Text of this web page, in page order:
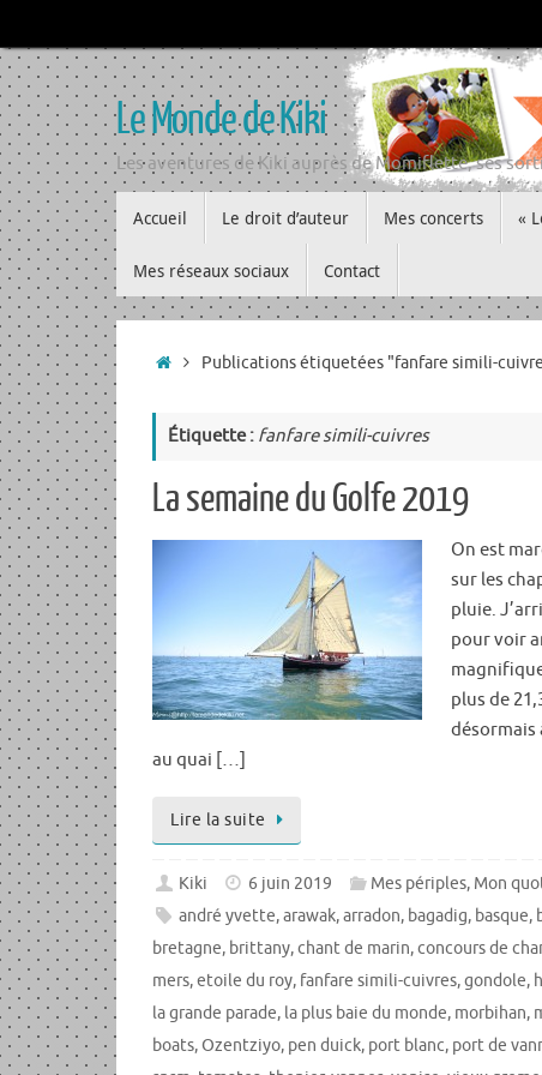
au
contenu
Le Monde de Kiki
Les aventures de Kiki auprès de Momiflette, ses
au
contenu
Accueil Le droit d’auteur Mes concerts «
Mes réseaux sociaux Contact
Accueil
Publications étiquetées "fanfare simili-
Étiquette : fanfare simili-cuivres
La semaine du Golfe 2019
On est
sur les
pluie.
pour voir
plus de
désormais
au quai […]
Lire la suite
Kiki 6 juin 2019 Mes périples, Mon
andré yvette,arawak,arradon, bagadig, basque,
bretagne, brittany,chant de marin,concours de
mers,etoile du roy, fanfare simili-cuivres,gondole,
la grande parade, la plus baie du monde, morbihan,
boats,Ozentziyo, pen duick, port blanc, port de